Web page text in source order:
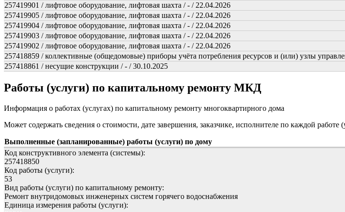
257419901 / лифтовое оборудование, лифтовая шахта / - / 22.04.2026
257419905 / лифтовое оборудование, лифтовая шахта / - / 22.04.2026
257419904 / лифтовое оборудование, лифтовая шахта / - / 22.04.2026
257419903 / лифтовое оборудование, лифтовая шахта / - / 22.04.2026
257419902 / лифтовое оборудование, лифтовая шахта / - / 22.04.2026
257418859 / коллективные (общедомовые) приборы учёта потребления ресурсов и (или) узлы
257418861 / несущие конструкции / - / 30.10.2025
Работы (услуги) по капитальному ремонту МКД
Информация о работах (услугах) по капитальному ремонту многоквартирного дома
Может содержать сведения о стоимости, дате завершения, заказчике, исполнителе по каждой работе
Выполненные (запланированные) работы (услуги) по дому
Код конструктивного элемента (системы):
257418850
Код работы (услуги):
53
Вид работы (услуги) по капитальному ремонту:
Ремонт внутридомовых инженерных систем горячего водоснабжения
Единица измерения работы (услуги):